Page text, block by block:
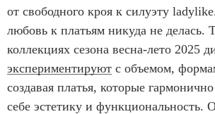
от свободного кроя к силуэту
любовь к платьям никуда не делась.
коллекциях сезона весна-лето 2025
экспериментируют с объемом,
создавая платья, которые
себе эстетику и функциональность.